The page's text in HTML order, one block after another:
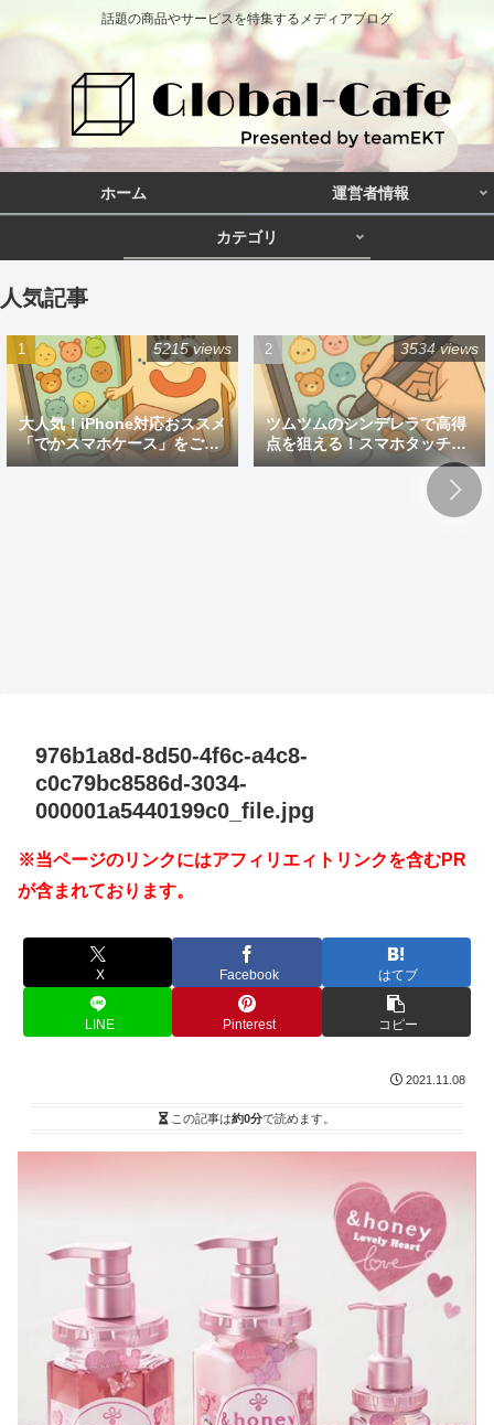
話題の商品やサービスを特集するメディアブログ
ホーム 運営者情報
カテゴリ
人気記事
大人気！iPhone対応おススメ
「でかスマホケース」をご紹
介
5215 views
ツムツムのシンデレラで高得
点を狙える！スマホタッチペ
ン
3534 views
976b1a8d-8d50-4f6c-a4c8-
c0c79bc8586d-3034-
000001a5440199c0_file.jpg
※当ページのリンクにはアフィリエィトリンクを含むPR
が含まれております。
X Facebook はてブ
LINE Pinterest コピー
2021.11.08
この記事は約0分で読めます。